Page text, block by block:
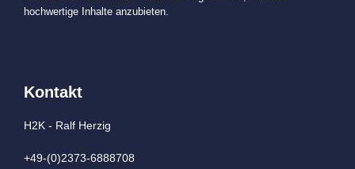
hochwertige Inhalte anzubieten.
Kontakt
H2K - Ralf Herzig
+49-(0)2373-6888708